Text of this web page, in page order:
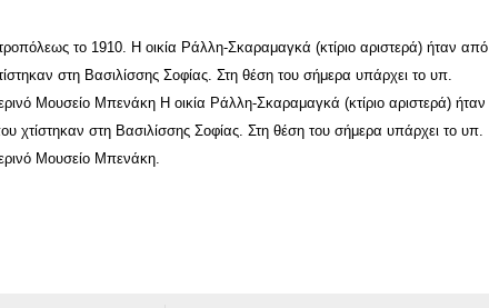
το 1910. Η οικία Ράλλη-Σκαραμαγκά (κτίριο αριστερά) ήταν από
στη Βασιλίσσης Σοφίας. Στη θέση του σήμερα υπάρχει το υπ.
Μουσείο Μπενάκη Η οικία Ράλλη-Σκαραμαγκά (κτίριο αριστερά) ήταν
χτίστηκαν στη Βασιλίσσης Σοφίας. Στη θέση του σήμερα υπάρχει το υπ.
Μουσείο Μπενάκη.